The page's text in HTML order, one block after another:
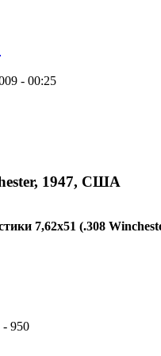
- 00:25
1947, США
7,62x51 (.308
- 950